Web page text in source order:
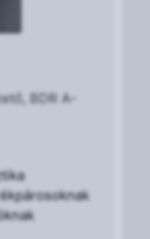
BDR A-